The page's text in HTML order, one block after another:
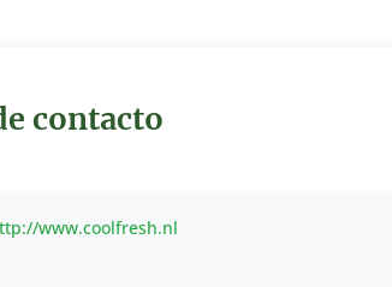
contacto
www.coolfresh.nl